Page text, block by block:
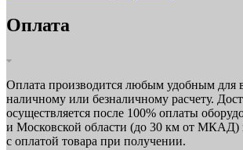
Оплата
Оплата производится любым удобным для
наличному или безналичному расчету.
осуществляется после 100% оплаты
и Московской области (до 30 км от МКАД)
с оплатой товара при получении.